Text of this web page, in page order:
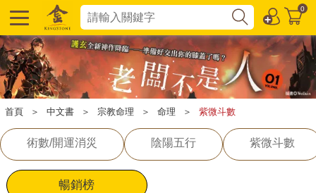
0
首頁 ＞ 中文書 ＞ 宗教命理 ＞ 命理 ＞ 紫微斗數
術數/開運消災 陰陽五行 紫微斗數
暢銷榜